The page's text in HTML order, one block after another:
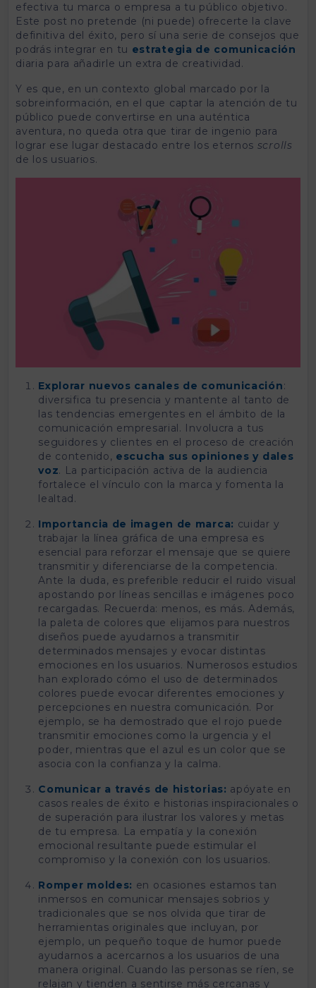
efectiva tu marca o empresa a tu público objetivo.
Este post no pretende (ni puede) ofrecerte la clave
definitiva del éxito, pero sí una serie de consejos que
podrás integrar en tu estrategia de comunicación
diaria para añadirle un extra de creatividad.
Y es que, en un contexto global marcado por la
sobreinformación, en el que captar la atención de tu
público puede convertirse en una auténtica
aventura, no queda otra que tirar de ingenio para
lograr ese lugar destacado entre los eternos scrolls
de los usuarios.
Explorar nuevos canales de comunicación:
diversifica tu presencia y mantente al tanto de
las tendencias emergentes en el ámbito de la
comunicación empresarial. Involucra a tus
seguidores y clientes en el proceso de creación
de contenido, escucha sus opiniones y dales
voz. La participación activa de la audiencia
fortalece el vínculo con la marca y fomenta la
lealtad.
Importancia de imagen de marca: cuidar y
trabajar la línea gráfica de una empresa es
esencial para reforzar el mensaje que se quiere
transmitir y diferenciarse de la competencia.
Ante la duda, es preferible reducir el ruido visual
apostando por líneas sencillas e imágenes poco
recargadas. Recuerda: menos, es más. Además,
la paleta de colores que elijamos para nuestros
diseños puede ayudarnos a transmitir
determinados mensajes y evocar distintas
emociones en los usuarios. Numerosos estudios
han explorado cómo el uso de determinados
colores puede evocar diferentes emociones y
percepciones en nuestra comunicación. Por
ejemplo, se ha demostrado que el rojo puede
transmitir emociones como la urgencia y el
poder, mientras que el azul es un color que se
asocia con la confianza y la calma.
Comunicar a través de historias: apóyate en
casos reales de éxito e historias inspiracionales o
de superación para ilustrar los valores y metas
de tu empresa. La empatía y la conexión
emocional resultante puede estimular el
compromiso y la conexión con los usuarios.
Romper moldes: en ocasiones estamos tan
inmersos en comunicar mensajes sobrios y
tradicionales que se nos olvida que tirar de
herramientas originales que incluyan, por
ejemplo, un pequeño toque de humor puede
ayudarnos a acercarnos a los usuarios de una
manera original. Cuando las personas se ríen, se
relajan y tienden a sentirse más cercanas y